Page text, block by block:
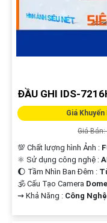
ĐẦU GHI IDS-
Giá
Giá
💯 Chất lượng hình Ảnh :
⚛️ Sử dụng công nghệ :
🌔 Tầm Nhìn Ban Đêm :
🕉️ Cấu Tạo Camera
️⇝ Khả Năng : Công